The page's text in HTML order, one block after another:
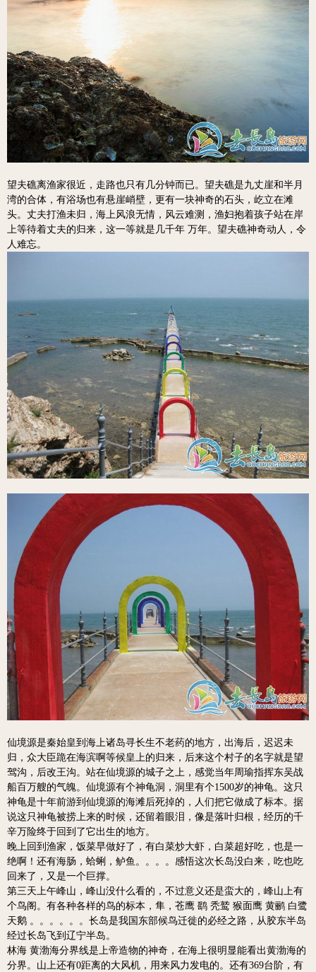
望夫礁离渔家很近，走路也只有几分钟而已。望夫礁是九丈崖和半月
湾的合体，有浴场也有悬崖峭壁，更有一块神奇的石头，屹立在滩
头。丈夫打渔未归，海上风浪无情，风云难测，渔妇抱着孩子站在岸
上等待着丈夫的归来，这一等就是几千年 万年。望夫礁神奇动人，令
人难忘。
仙境源是秦始皇到海上诸岛寻长生不老药的地方，出海后，迟迟未
归，众大臣跪在海滨啊等候皇上的归来，后来这个村子的名字就是望
驾沟，后改王沟。站在仙境源的城子之上，感觉当年周瑜指挥东吴战
船百万艘的气魄。仙境源有个神龟洞，洞里有个1500岁的神龟。这只
神龟是十年前游到仙境源的海滩后死掉的，人们把它做成了标本。据
说这只神龟被捞上来的时候，还留着眼泪，像是落叶归根，经历的千
辛万险终于回到了它出生的地方。
晚上回到渔家，饭菜早做好了，有白菜炒大虾，白菜超好吃，也是一
绝啊！还有海肠，蛤蜊，鲈鱼。。。。感悟这次长岛没白来，吃也吃
回来了，又是一个巨撑。
第三天上午峰山，峰山没什么看的，不过意义还是蛮大的，峰山上有
个鸟阁。有各种各样的鸟的标本，隼，苍鹰 鹞 秃鹫 猴面鹰 黄鹂 白鹭
天鹅 。。。。。。长岛是我国东部候鸟迁徙的必经之路，从胶东半岛
经过长岛飞到辽宁半岛。
林海 黄渤海分界线是上帝造物的神奇，在海上很明显能看出黄渤海的
分界。山上还有0距离的大风机，用来风力发电的。还有369台阶，有